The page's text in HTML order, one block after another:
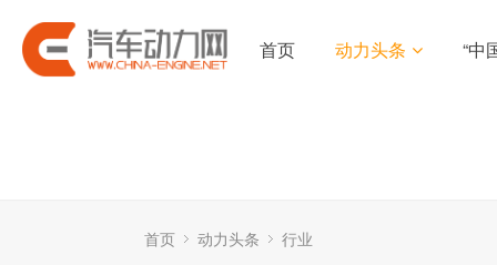
首页 动力头条 “中
首页 动力头条 行业